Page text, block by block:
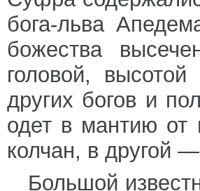
бога-льва
божества
головой,
других богов и
одет в мантию от
колчан, в другой
Большой